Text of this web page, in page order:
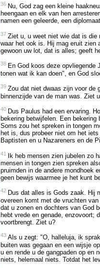
36 Nu, God zag een kleine
heengaan en elk van hen
namen een geleerde, een
37 Ziet u, u weet niet wie dat is die
waar het ook is. Hij mag eruit zien
gewoon uw lot, dat is alles; geeft
38 En God koos deze opvliegende
tonen wat ik kan doen", en God
39 Zou dat niet dwaas zijn voor de
binnenzijde van de man was. Ziet
40 Dus Paulus had een ervaring.
bekering betwijfelen. Een
Soms zou het spreken in tongen
het is, dus probeer niet om het
Baptisten en u Nazareners en de
41
Ik heb mensen zien jubelen zo
mensen in tongen zien spreken
pruimden in de andere mondhoek
geen bewijs waarmee je het kunt
42 Dus dat alles is Gods zaak. Hij
overeen komt met de vruchten
dat u zonen en dochters van God
hebt vrede en genade, enzovoort;
voortbrengt. Ziet u?
43 Als u zegt: "O, halleluja, ik
buiten was gegaan en een wijsje
u en rende u de gangpaden op en
niets, helemaal niets. Totdat het